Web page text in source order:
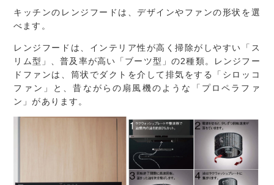
キッチンのレンジフードは、デザインやファンの形状を選
べます。
レンジフードは、インテリア性が高く掃除がしやすい「ス
リム型」、普及率が高い「ブーツ型」の2種類。レンジフー
ドファンは、筒状でダクトを介して排気をする「シロッコ
ファン」と、昔ながらの扇風機のような「プロペラファ
ン」があります。